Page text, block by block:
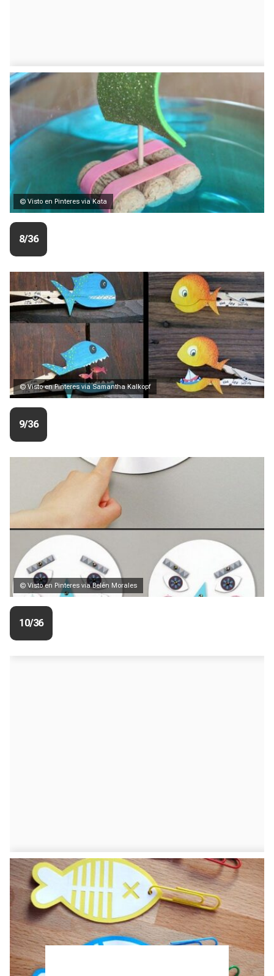
© Visto en Pinteres via Kata
8/36
© Visto en Pinteres via Samantha Kalkopf
9/36
© Visto en Pinteres via Belén Morales
10/36